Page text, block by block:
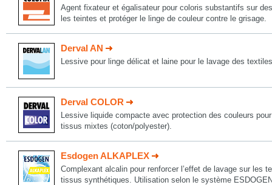
Agent fixateur et égalisateur pour coloris substantifs sur
les teintes et protéger le linge de couleur contre le grisage.
Derval AN
Lessive pour linge délicat et laine pour le lavage des
Derval COLOR
Lessive liquide compacte avec protection des couleurs
tissus mixtes (coton/polyester).
Esdogen ALKAPLEX
Complexant alcalin pour renforcer l’effet de lavage sur les
tissus synthétiques. Utilisation selon le système